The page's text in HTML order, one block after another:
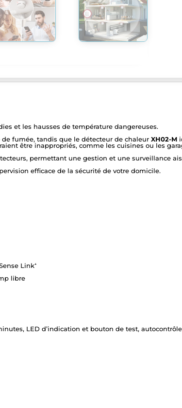
et les hausses de température dangereuses.
fumée, tandis que le détecteur de chaleur XH02-M
être inappropriés, comme les cuisines ou les
permettant une gestion et une surveillance
efficace de la sécurité de votre domicile.
Link⁺
libre
LED d’indication et bouton de test,